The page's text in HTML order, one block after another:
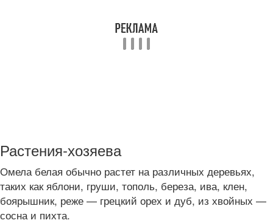
Растения-хозяева
Омела белая обычно растет на различных деревьях,
таких как яблони, груши, тополь, береза, ива, клен,
боярышник, реже — грецкий орех и дуб, из хвойных —
сосна и пихта.